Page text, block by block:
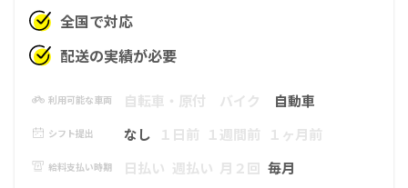
全国で対応
配送の実績が必要
利用可能な車両 自転車・原付 バイク 自動車
シフト提出 なし １日前 １週間前 １ヶ月前
給料支払い時期 日払い 週払い 月２回 毎月